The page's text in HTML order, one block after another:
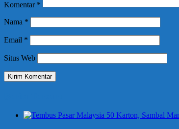
Komentar *
Nama *
Email *
Situs Web